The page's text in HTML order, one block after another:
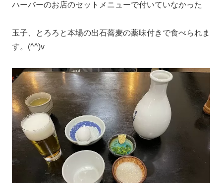
ハーバーのお店のセットメニューで付いていなかった
玉子、とろろと本場の出石蕎麦の薬味付きで食べられま
す。(^^)v